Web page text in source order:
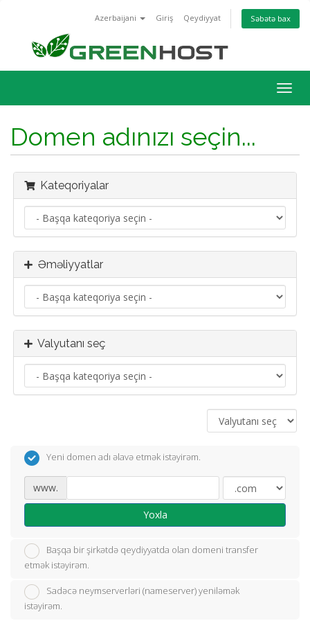
Azerbaijani Giriş Qeydiyyat Səbətə bax
keçid
Domen adınızı seçin...
Kateqoriyalar
Əməliyyatlar
Valyutanı seç
Yeni domen adı əlavə etmək istəyirəm.
www.
Yoxla
Başqa bir şirkətdə qeydiyyatda olan domeni transfer
etmək istəyirəm.
Sadəcə neymserverləri (nameserver) yeniləmək
istəyirəm.